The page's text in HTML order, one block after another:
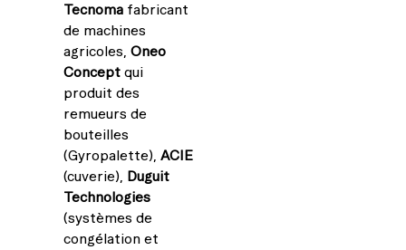
Tecnoma fabricant
de machines
agricoles, Oneo
Concept qui
produit des
remueurs de
bouteilles
(Gyropalette), ACIE
(cuverie), Duguit
Technologies
(systèmes de
congélation et